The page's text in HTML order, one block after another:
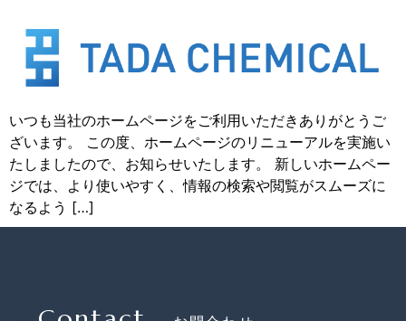
いつも当社のホームページをご利用いただきありがとうご
ざいます。 この度、ホームページのリニューアルを実施い
たしましたので、お知らせいたします。 新しいホームペー
ジでは、より使いやすく、情報の検索や閲覧がスムーズに
なるよう […]